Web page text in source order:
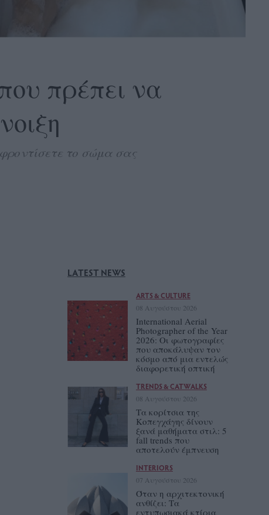
πρέπει να
το σώμα σας
LATEST NEWS
ARTS & CULTURE
08 Αυγούστου 2026
International Aerial
Photographer of the Year
2026: Οι φωτογραφίες
που αποκάλυψαν τον
κόσμο από μια εντελώς
διαφορετική οπτική
TRENDS & CATWALKS
08 Αυγούστου 2026
Τα κορίτσια της
Κοπεγχάγης δίνουν
ξανά μαθήματα στιλ: 5
fall trends που
αποτελούν έμπνευση
INTERIORS
07 Αυγούστου 2026
Όταν η αρχιτεκτονική
ανθίζει: Τα
εντυπωσιακά κτίρια